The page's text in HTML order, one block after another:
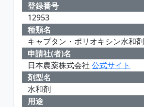
登録番号
12953
種類名
キャプタン・ポリオキシン水和剤
申請社(者)名
日本農薬株式会社 公式サイト
剤型名
水和剤
用途